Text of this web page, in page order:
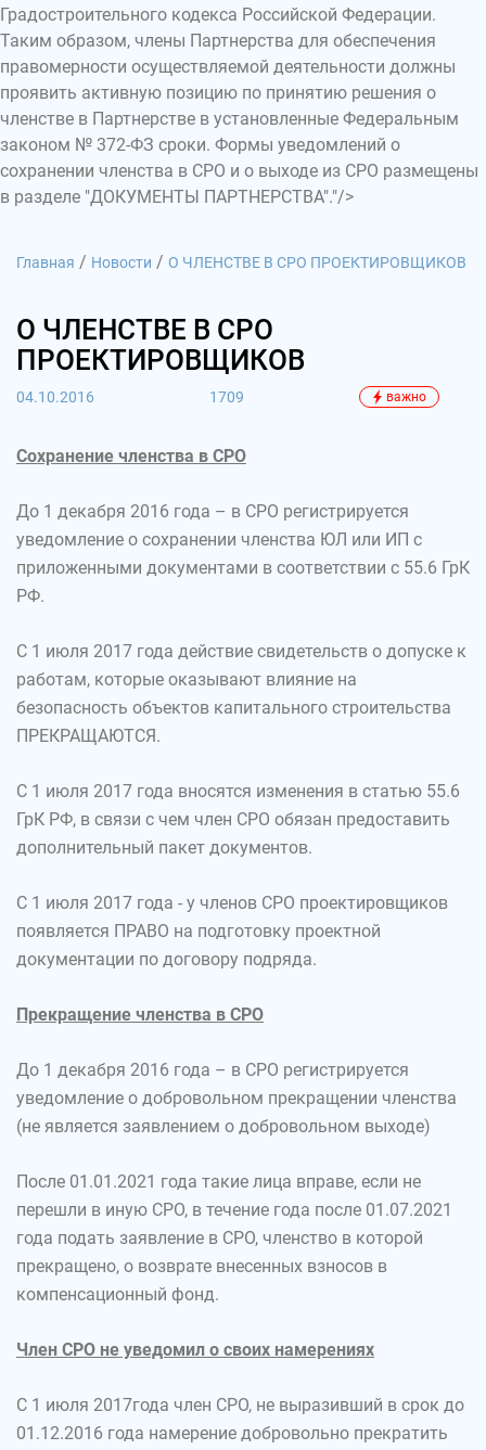
Градостроительного кодекса Российской Федерации.
Таким образом, члены Партнерства для обеспечения
правомерности осуществляемой деятельности должны
проявить активную позицию по принятию решения о
членстве в Партнерстве в установленные Федеральным
законом № 372-ФЗ сроки. Формы уведомлений о
сохранении членства в СРО и о выходе из СРО размещены
в разделе "ДОКУМЕНТЫ ПАРТНЕРСТВА"."/>
Главная / Новости / О ЧЛЕНСТВЕ В СРО ПРОЕКТИРОВЩИКОВ
О ЧЛЕНСТВЕ В СРО
ПРОЕКТИРОВЩИКОВ
04.10.2016 1709 важно
Сохранение членства в СРО
До 1 декабря 2016 года – в СРО регистрируется
уведомление о сохранении членства ЮЛ или ИП с
приложенными документами в соответствии с 55.6 ГрК
РФ.
С 1 июля 2017 года действие свидетельств о допуске к
работам, которые оказывают влияние на
безопасность объектов капитального строительства
ПРЕКРАЩАЮТСЯ.
С 1 июля 2017 года вносятся изменения в статью 55.6
ГрК РФ, в связи с чем член СРО обязан предоставить
дополнительный пакет документов.
С 1 июля 2017 года - у членов СРО проектировщиков
появляется ПРАВО на подготовку проектной
документации по договору подряда.
Прекращение членства в СРО
До 1 декабря 2016 года – в СРО регистрируется
уведомление о добровольном прекращении членства
(не является заявлением о добровольном выходе)
После 01.01.2021 года такие лица вправе, если не
перешли в иную СРО, в течение года после 01.07.2021
года подать заявление в СРО, членство в которой
прекращено, о возврате внесенных взносов в
компенсационный фонд.
Член СРО не уведомил о своих намерениях
С 1 июля 2017года член СРО, не выразивший в срок до
01.12.2016 года намерение добровольно прекратить